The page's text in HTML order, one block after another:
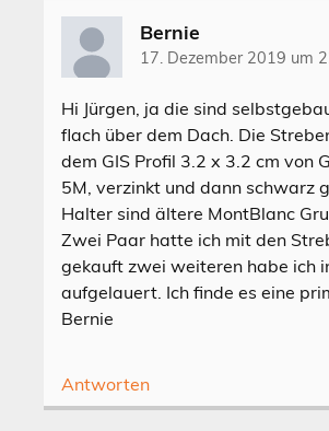
Bernie
17. Dezember 2019 um
Hi Jürgen, ja die sind
flach über dem Dach. Die
dem GIS Profil 3.2 x 3.2 cm von
5M, verzinkt und dann schwarz
Halter sind ältere MontBlanc
Zwei Paar hatte ich mit den
gekauft zwei weiteren habe ich
aufgelauert. Ich finde es eine
Bernie
Antworten